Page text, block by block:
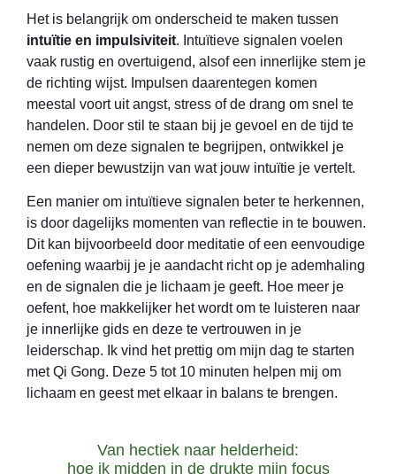
Het is belangrijk om onderscheid te maken tussen
intuïtie en impulsiviteit. Intuïtieve signalen voelen
vaak rustig en overtuigend, alsof een innerlijke stem je
de richting wijst. Impulsen daarentegen komen
meestal voort uit angst, stress of de drang om snel te
handelen. Door stil te staan bij je gevoel en de tijd te
nemen om deze signalen te begrijpen, ontwikkel je
een dieper bewustzijn van wat jouw intuïtie je vertelt.
Een manier om intuïtieve signalen beter te herkennen,
is door dagelijks momenten van reflectie in te bouwen.
Dit kan bijvoorbeeld door meditatie of een eenvoudige
oefening waarbij je je aandacht richt op je ademhaling
en de signalen die je lichaam je geeft. Hoe meer je
oefent, hoe makkelijker het wordt om te luisteren naar
je innerlijke gids en deze te vertrouwen in je
leiderschap. Ik vind het prettig om mijn dag te starten
met Qi Gong. Deze 5 tot 10 minuten helpen mij om
lichaam en geest met elkaar in balans te brengen.
Van hectiek naar helderheid:
hoe ik midden in de drukte mijn focus